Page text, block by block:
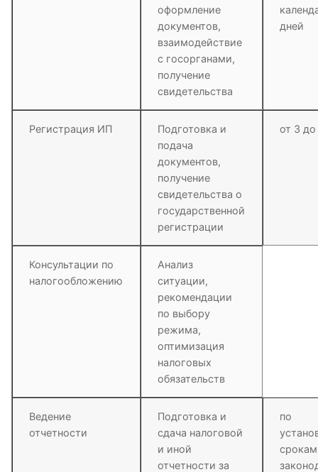
оформление
документов,
взаимодействие
с госорганами,
получение
свидетельства
дней
Регистрация ИП
Подготовка и
подача
документов,
получение
свидетельства о
государственной
регистрации
от 3
Консультации по
налогообложению
Анализ
ситуации,
рекомендации
по выбору
режима,
оптимизация
налоговых
обязательств
Ведение
отчетности
Подготовка и
сдача налоговой
и иной
отчетности за
по
срокам